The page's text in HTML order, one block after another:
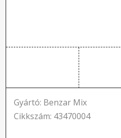
Gyártó: Benzar Mix
Cikkszám: 43470004